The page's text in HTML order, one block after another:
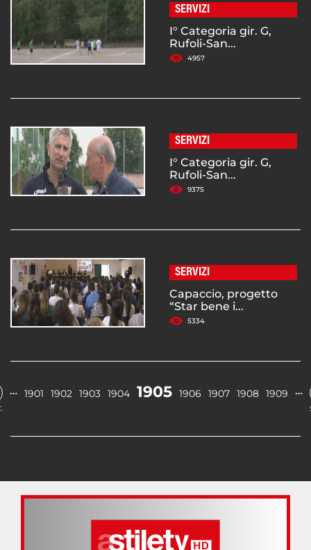
SERVIZI
I° Categoria gir. G,
Rufoli-San...
4957
SERVIZI
I° Categoria gir. G,
Rufoli-San...
9375
SERVIZI
Capaccio, progetto
“Star bene i...
5334
… 1901 1902 1903 1904 1905 1906 1907 1908 1909 …